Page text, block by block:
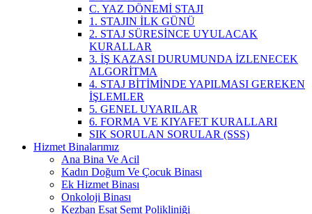
C. YAZ DÖNEMİ STAJI
1. STAJIN İLK GÜNÜ
2. STAJ SÜRESİNCE UYULACAK
KURALLAR
3. İŞ KAZASI DURUMUNDA İZLENECEK
ALGORİTMA
4. STAJ BİTİMİNDE YAPILMASI GEREKEN
İŞLEMLER
5. GENEL UYARILAR
6. FORMA VE KIYAFET KURALLARI
SIK SORULAN SORULAR (SSS)
Hizmet Binalarımız
Ana Bina Ve Acil
Kadın Doğum Ve Çocuk Binası
Ek Hizmet Binası
Onkoloji Binası
Kezban Esat Semt Polikliniği